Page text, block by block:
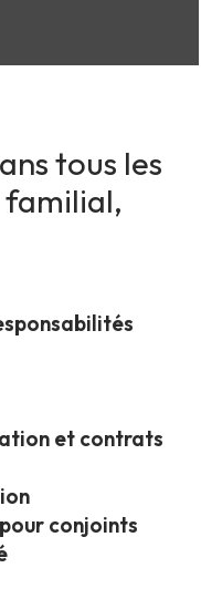
tous les
et contrats
conjoints